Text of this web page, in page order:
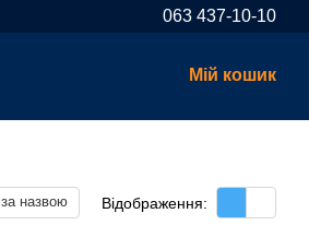
063 437-10-10
Мій кошик
за назвою Відображення: